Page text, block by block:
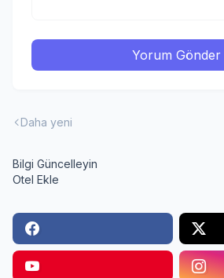
Yorum Gönder
Daha yeni
Bilgi Güncelleyin
Otel Ekle